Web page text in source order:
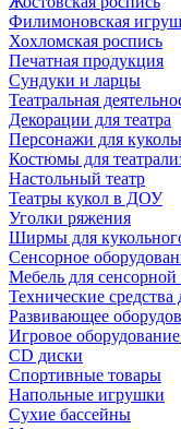
Филимоновская
Хохломская роспись
Печатная продукция
Сундуки и ларцы
Театральная
Декорации для театра
Персонажи для
Костюмы для
Настольный театр
Театры кукол в ДОУ
Уголки ряжения
Ширмы для
Сенсорное
Мебель для
Технические
Развивающее
Игровое
CD диски
Спортивные товары
Напольные игрушки
Сухие бассейны